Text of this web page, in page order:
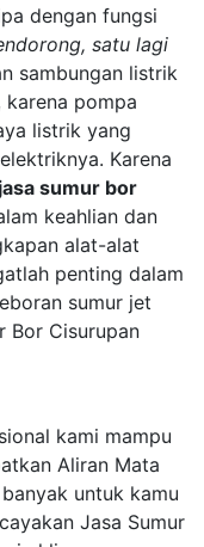
dengan fungsi
satu lagi
sambungan listrik
pompa
listrik yang
Karena
jasa sumur bor
keahlian dan
alat-alat
penting dalam
sumur jet
Bor Cisurupan
kami mampu
Aliran Mata
untuk kamu
Jasa Sumur